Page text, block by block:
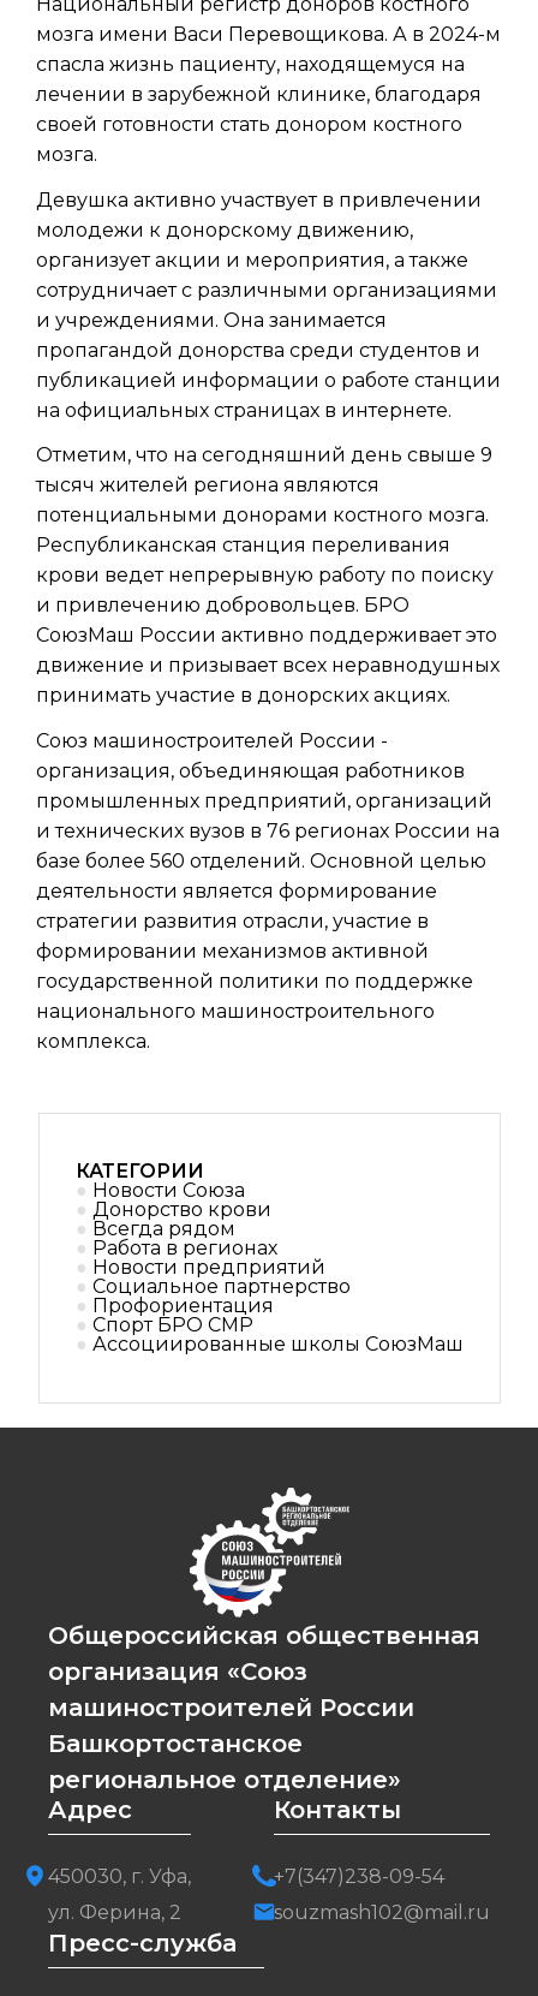
мозга имени Васи Перевощикова. А в 2024-м
спасла жизнь пациенту, находящемуся на
лечении в зарубежной клинике, благодаря
своей готовности стать донором костного
мозга.
Девушка активно участвует в привлечении
молодежи к донорскому движению,
организует акции и мероприятия, а также
сотрудничает с различными организациями
и учреждениями. Она занимается
пропагандой донорства среди студентов и
публикацией информации о работе станции
на официальных страницах в интернете.
Отметим, что на сегодняшний день свыше 9
тысяч жителей региона являются
потенциальными донорами костного мозга.
Республиканская станция переливания
крови ведет непрерывную работу по поиску
и привлечению добровольцев. БРО
СоюзМаш России активно поддерживает это
движение и призывает всех неравнодушных
принимать участие в донорских акциях.
Союз машиностроителей России -
организация, объединяющая работников
промышленных предприятий, организаций
и технических вузов в 76 регионах России на
базе более 560 отделений. Основной целью
деятельности является формирование
стратегии развития отрасли, участие в
формировании механизмов активной
государственной политики по поддержке
национального машиностроительного
комплекса.
КАТЕГОРИИ
Новости Союза
Донорство крови
Всегда рядом
Работа в регионах
Новости предприятий
Социальное партнерствo
Профориентация
Спорт БРО СМР
Ассоциированные школы СоюзМаш
Общероссийская общественная
организация «Союз
машиностроителей России
Башкортостанское
региональное отделение»
Адрес
450030, г. Уфа,
ул. Ферина, 2
Контакты
+7(347)238-09-54
souzmash102@mail.ru
Пресс-служба